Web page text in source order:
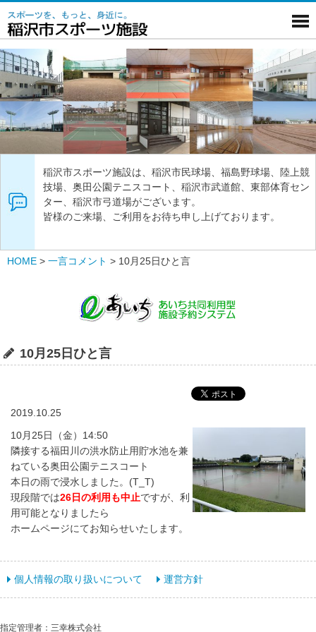
稲沢市スポーツ施設は、稲沢市民球場、福島野球場、陸上競
技場、奥田公園テニスコート、稲沢市武道館、東部体育セン
ター、稲沢市弓道場がございます。
皆様のご来場、ご利用をお待ち申し上げております。
HOME > 一言コメント > 10月25日ひと言
10月25日ひと言
2019.10.25
10月25日（金）14:50
隣接する福田川の洪水防止用貯水池を兼
ねている奥田公園テニスコート
本日の雨で浸水しました。(T_T)
現段階では26日の利用も中止ですが、利
用可能となりましたら
ホームページにてお知らせいたします。
個人情報の取り扱いについて 運営方針
指定管理者：三幸株式会社